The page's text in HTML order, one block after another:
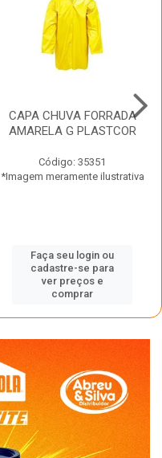
CAPA CHUVA FORRADA
AMARELA G PLASTCOR
Código: 35351
*Imagem meramente ilustrativa
Faça seu login ou
cadastre-se para
ver preços e
comprar